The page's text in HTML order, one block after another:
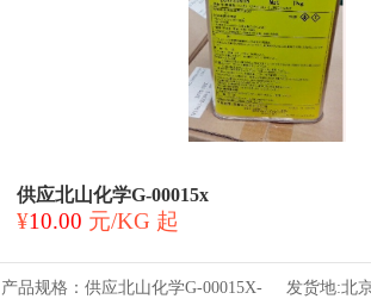
供应北山化学G-00015x
¥10.00 元/KG 起
产品规格：供应北山化学G-00015X- 发货地:北